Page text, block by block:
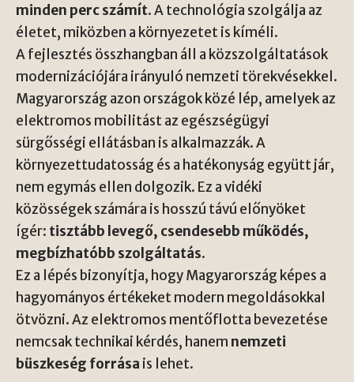
minden perc számít. A technológia szolgálja az
életet, miközben a környezetet is kíméli.
A fejlesztés összhangban áll a közszolgáltatások
modernizációjára irányuló nemzeti törekvésekkel.
Magyarország azon országok közé lép, amelyek az
elektromos mobilitást az egészségügyi
sürgősségi ellátásban is alkalmazzák. A
környezettudatosság és a hatékonyság együtt jár,
nem egymás ellen dolgozik. Ez a vidéki
közösségek számára is hosszú távú előnyöket
ígér: tisztább levegő, csendesebb működés,
megbízhatóbb szolgáltatás.
Ez a lépés bizonyítja, hogy Magyarország képes a
hagyományos értékeket modern megoldásokkal
ötvözni. Az elektromos mentőflotta bevezetése
nemcsak technikai kérdés, hanem nemzeti
büszkeség forrása is lehet.